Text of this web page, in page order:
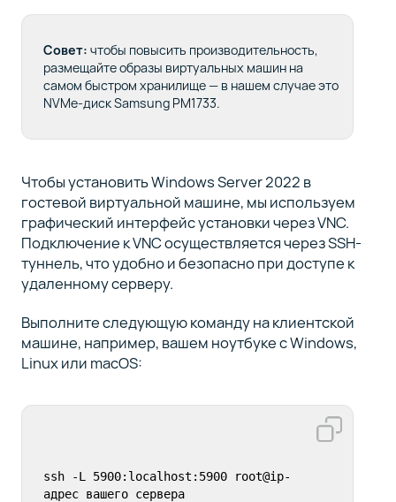
Совет: чтобы повысить производительность,
размещайте образы виртуальных машин на
самом быстром хранилище — в нашем случае это
NVMe-диск Samsung PM1733.
Чтобы установить Windows Server 2022 в
гостевой виртуальной машине, мы используем
графический интерфейс установки через VNC.
Подключение к VNC осуществляется через SSH-
туннель, что удобно и безопасно при доступе к
удаленному серверу.
Выполните следующую команду на клиентской
машине, например, вашем ноутбуке с Windows,
Linux или macOS:
ssh -L 5900:localhost:5900 root@ip-
адрес вашего сервера